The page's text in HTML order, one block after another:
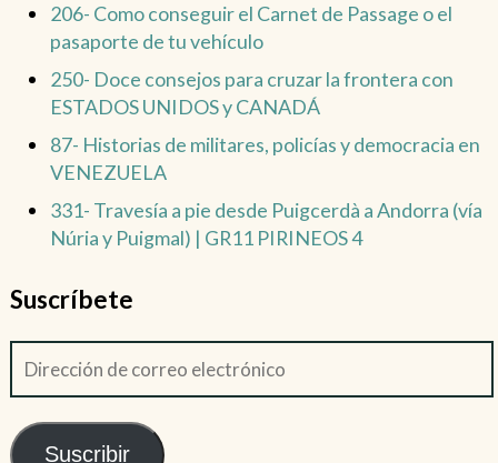
206- Como conseguir el Carnet de Passage o el
pasaporte de tu vehículo
250- Doce consejos para cruzar la frontera con
ESTADOS UNIDOS y CANADÁ
87- Historias de militares, policías y democracia en
VENEZUELA
331- Travesía a pie desde Puigcerdà a Andorra (vía
Núria y Puigmal) | GR11 PIRINEOS 4
Suscríbete
Suscribir